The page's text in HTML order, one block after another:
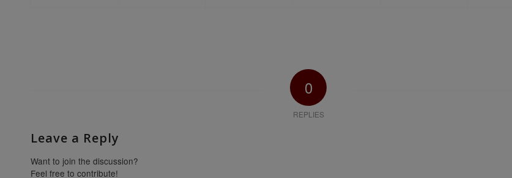
0
REPLIES
Leave a Reply
Want to join the discussion?
Feel free to contribute!